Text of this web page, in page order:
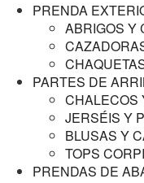
PRENDA
ABRIGOS Y
PARTES DE
CHALECOS
JERSÉIS Y
BLUSAS Y
TOPS
PRENDAS DE